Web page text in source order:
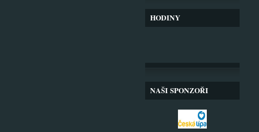
HODINY
NAŠI SPONZOŘI